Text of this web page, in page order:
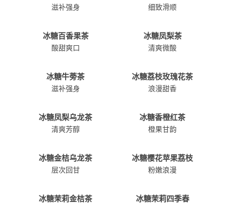
滋补强身 细致滑顺
冰糖百香果茶
酸甜爽口
冰糖凤梨茶
清爽微酸
冰糖牛蒡茶
滋补强身
冰糖荔枝玫瑰花茶
浪漫甜香
冰糖凤梨乌龙茶
清爽芳醇
冰糖香橙红茶
橙果甘韵
冰糖金桔乌龙茶
层次回甘
冰糖樱花苹果荔枝
粉嫩浪漫
冰糖茉莉金桔茶 冰糖茉莉四季春